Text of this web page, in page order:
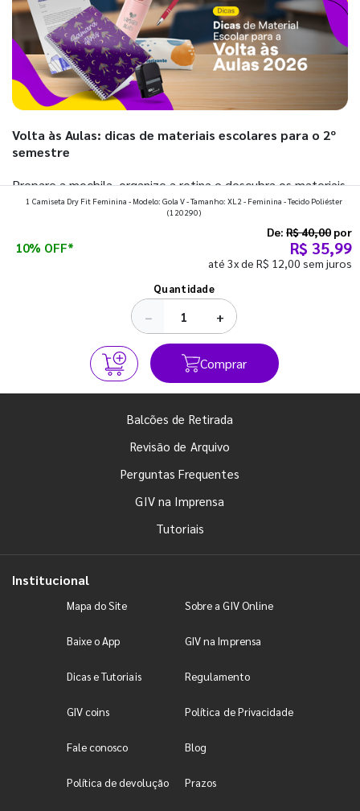
Volta às Aulas: dicas de materiais escolares para o 2º
semestre
Prepare a mochila, organize a rotina e descubra os materiais
que fazem toda diferença para começar o segundo
1 Camiseta Dry Fit Feminina - Modelo: Gola V - Tamanho: XL2 - Feminina - Tecido Poliéster
(120290)
10% OFF*
De: R$ 40,00 por
R$ 35,99
até 3x de R$ 12,00 sem juros
Quantidade
− +
Comprar
Balcões de Retirada
Revisão de Arquivo
Perguntas Frequentes
GIV na Imprensa
Tutoriais
Institucional
Mapa do Site Sobre a GIV Online
Baixe o App GIV na Imprensa
Dicas e Tutoriais Regulamento
GIV coins Política de Privacidade
Fale conosco Blog
Política de devolução Prazos